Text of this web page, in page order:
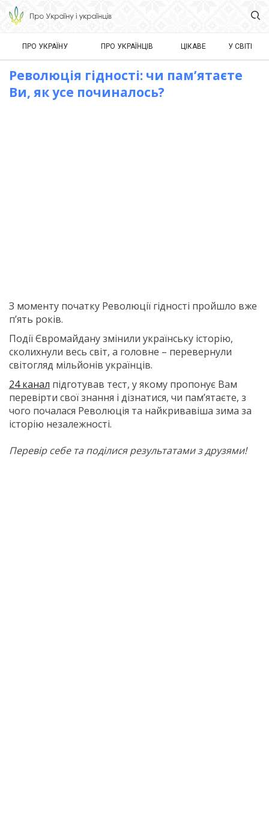
ПРО УКРАЇНУ ПРО УКРАЇНЦІВ ЦІКАВЕ У СВІТІ
Революція гідності: чи пам’ятаєте
Ви, як усе починалось?
З моменту початку Революції гідності пройшло вже
п’ять років.
Події Євромайдану змінили українську історію,
сколихнули весь світ, а головне – перевернули
світогляд мільйонів українців.
24 канал підготував тест, у якому пропонує Вам
перевірти свої знання і дізнатися, чи пам’ятаєте, з
чого почалася Революція та найкривавіша зима за
історію незалежності.
Перевір себе та поділися результатами з друзями!